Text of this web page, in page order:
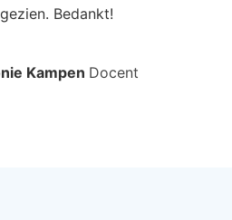
Bedankt!
Kampen Docent